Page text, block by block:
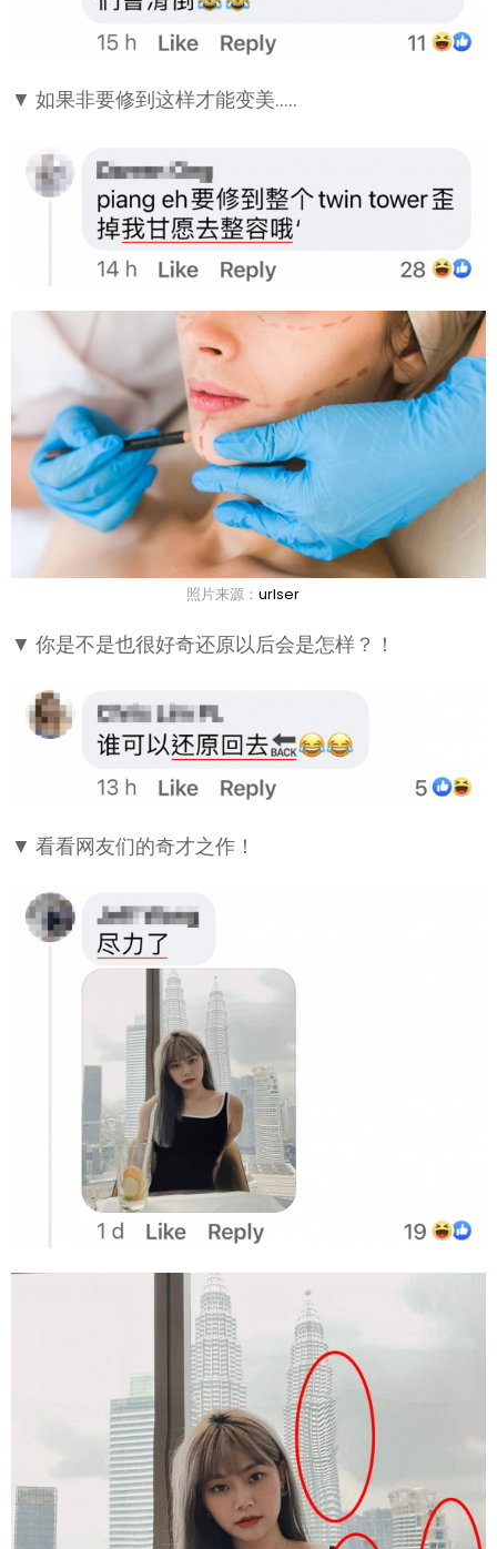
▼ 如果非要修到这样才能变美…..
照片来源： urlser
▼ 你是不是也很好奇还原以后会是怎样？！
▼ 看看网友们的奇才之作！